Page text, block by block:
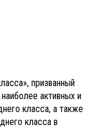
призванный
активных и
класса, а также
класса в